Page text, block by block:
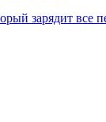
зарядит все